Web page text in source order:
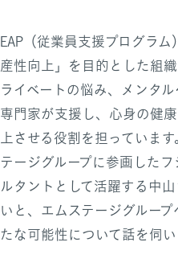
EAP（従業員支援プログラ
産性向上」を目的とした組
ライベートの悩み、メンタ
専門家が支援し、心身の健
上させる役割を担っていま
テージグループに参画した
ルタントとして活躍する中
いと、エムステージグルー
たな可能性について話を伺い